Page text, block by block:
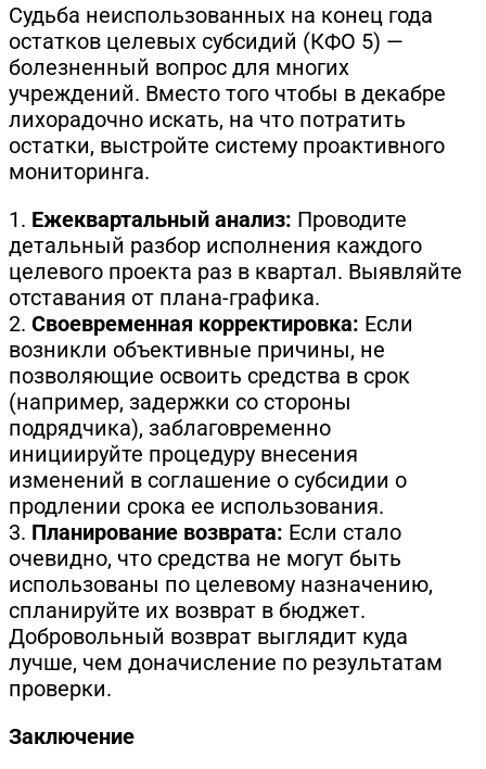
Судьба неиспользованных на конец года
остатков целевых субсидий (КФО 5) —
болезненный вопрос для многих
учреждений. Вместо того чтобы в декабре
лихорадочно искать, на что потратить
остатки, выстройте систему проактивного
мониторинга.
1. Ежеквартальный анализ: Проводите
детальный разбор исполнения каждого
целевого проекта раз в квартал. Выявляйте
отставания от плана-графика.
2. Своевременная корректировка: Если
возникли объективные причины, не
позволяющие освоить средства в срок
(например, задержки со стороны
подрядчика), заблаговременно
инициируйте процедуру внесения
изменений в соглашение о субсидии о
продлении срока ее использования.
3. Планирование возврата: Если стало
очевидно, что средства не могут быть
использованы по целевому назначению,
спланируйте их возврат в бюджет.
Добровольный возврат выглядит куда
лучше, чем доначисление по результатам
проверки.
Заключение